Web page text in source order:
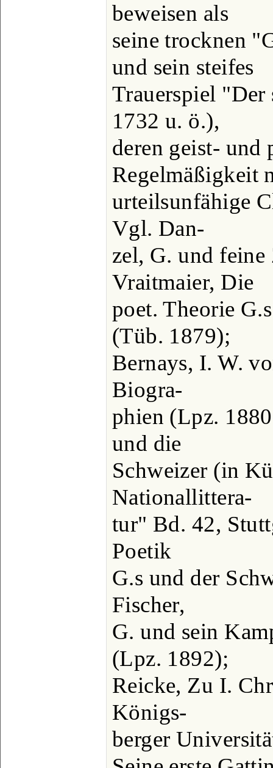
beweisen als
seine trocknen
und sein steifes
Trauerspiel "Der
1732 u. ö.),
deren geist- und
Regelmäßigkeit
urteilsunfähige
Vgl. Dan-
zel, G. und
Vraitmaier, Die
poet. Theorie
(Tüb. 1879);
Bernays, I. W.
Biogra-
phien (Lpz.
und die
Schweizer (in
Nationallittera-
tur" Bd. 42,
Poetik
G.s und der
Fischer,
G. und sein
(Lpz. 1892);
Reicke, Zu I.
Königs-
berger